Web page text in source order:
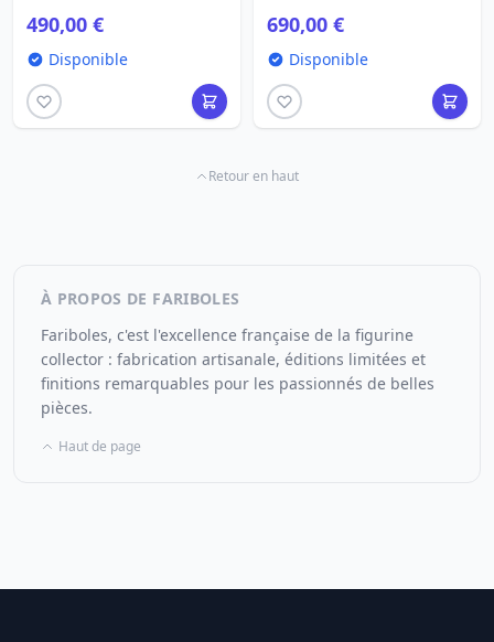
490,00 €
Disponible
690,00 €
Disponible
Retour en haut
À PROPOS DE FARIBOLES
Fariboles, c'est l'excellence française de la figurine
collector : fabrication artisanale, éditions limitées et
finitions remarquables pour les passionnés de belles
pièces.
Haut de page